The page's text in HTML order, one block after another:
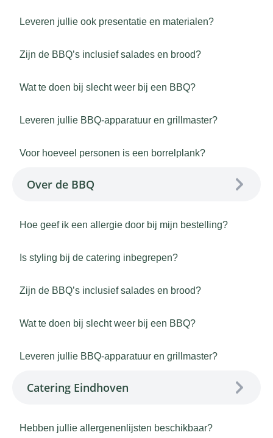
Leveren jullie ook presentatie en materialen?
Zijn de BBQ’s inclusief salades en brood?
Wat te doen bij slecht weer bij een BBQ?
Leveren jullie BBQ-apparatuur en grillmaster?
Voor hoeveel personen is een borrelplank?
Over de BBQ
Hoe geef ik een allergie door bij mijn bestelling?
Is styling bij de catering inbegrepen?
Zijn de BBQ’s inclusief salades en brood?
Wat te doen bij slecht weer bij een BBQ?
Leveren jullie BBQ-apparatuur en grillmaster?
Catering Eindhoven
Hebben jullie allergenenlijsten beschikbaar?